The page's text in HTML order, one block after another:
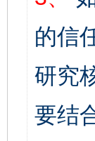
的信
研究
要结